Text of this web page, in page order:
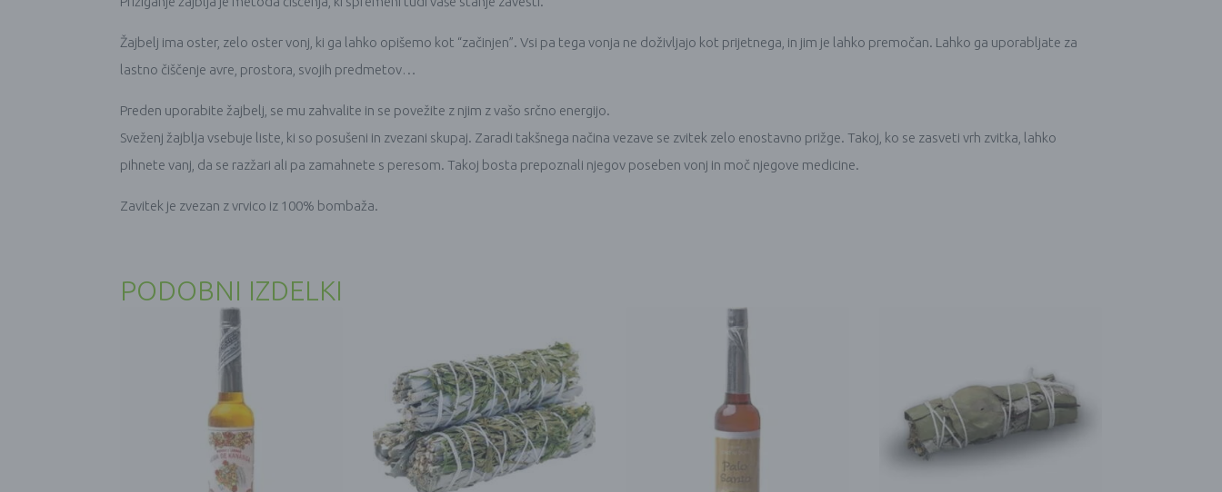
Žajbelj ima oster, zelo oster vonj, ki ga lahko opišemo kot “začinjen”. Vsi pa tega vonja ne doživljajo kot prijetnega, in jim je lahko premočan. Lahko ga uporabljate za
lastno čiščenje avre, prostora, svojih predmetov…
Preden uporabite žajbelj, se mu zahvalite in se povežite z njim z vašo srčno energijo.
Sveženj žajblja vsebuje liste, ki so posušeni in zvezani skupaj. Zaradi takšnega načina vezave se zvitek zelo enostavno prižge. Takoj, ko se zasveti vrh zvitka, lahko
pihnete vanj, da se razžari ali pa zamahnete s peresom. Takoj bosta prepoznali njegov poseben vonj in moč njegove medicine.
Zavitek je zvezan z vrvico iz 100% bombaža.
PODOBNI IZDELKI